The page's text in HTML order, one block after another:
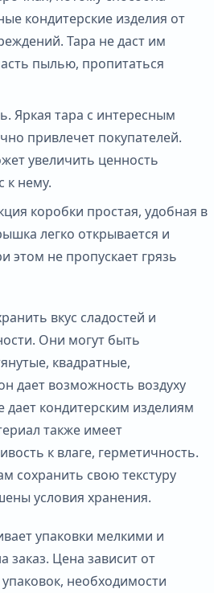
кондитерские изделия от
Тара не даст им
пылью, пропитаться
Яркая тара с интересным
привлечет покупателей.
увеличить ценность
к нему.
коробки простая, удобная в
легко открывается и
этом не пропускает грязь
вкус сладостей и
Они могут быть
квадратные,
дает возможность воздуху
дает кондитерским изделиям
также имеет
к влаге, герметичность.
сохранить свою текстуру
условия хранения.
упаковки мелкими и
Цена зависит от
необходимости